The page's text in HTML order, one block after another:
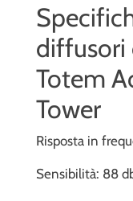
diffusori
Totem
Tower
Risposta in
Sensibilità: 88